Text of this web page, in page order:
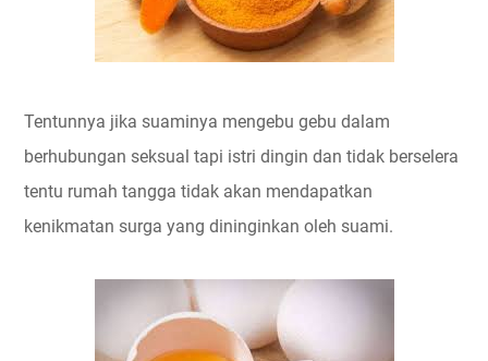
Tentunnya jika suaminya mengebu gebu dalam
berhubungan seksual tapi istri dingin dan tidak berselera
tentu rumah tangga tidak akan mendapatkan
kenikmatan surga yang dininginkan oleh suami.